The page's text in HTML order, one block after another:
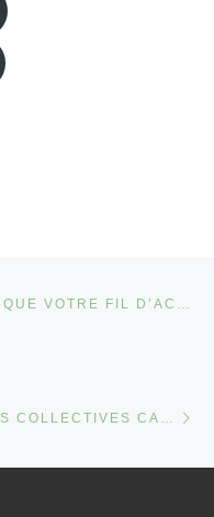
VOTRE CHIEN MÉRITE MIEUX QUE VOTRE FIL D’ACTUALITÉ : ET SI VOUS RANGIEZ VOTRE TÉLÉPHONE ?